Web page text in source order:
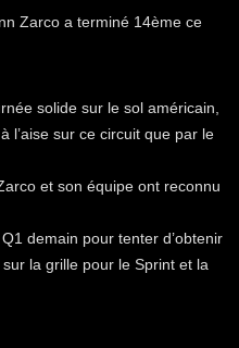
Zarco a terminé 14ème ce
solide sur le sol américain,
l’aise sur ce circuit que par le
et son équipe ont reconnu
demain pour tenter d’obtenir
la grille pour le Sprint et la